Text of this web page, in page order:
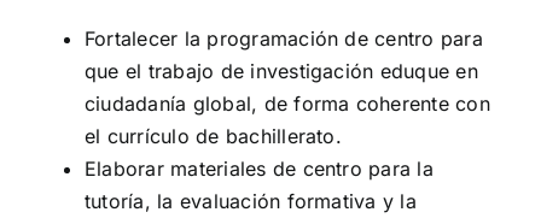
Fortalecer la programación de centro para
que el trabajo de investigación eduque en
ciudadanía global, de forma coherente con
el currículo de bachillerato.
Elaborar materiales de centro para la
tutoría, la evaluación formativa y la